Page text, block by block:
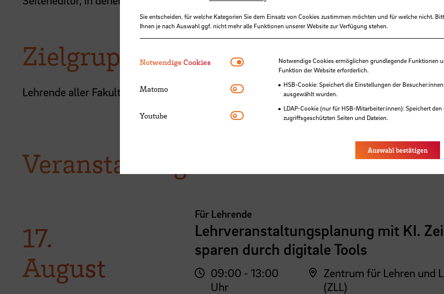
Zielgruppe
Lehrende aller Fakultäten
Veranstaltungen der HSB
17.
August
Für Lehrende
Lehrveranstaltungsplanung mit KI.
sparen durch digitale Tools
09:00 - 13:00
Uhr
Zentrum für Lehren und
(ZLL)
Sie entscheiden, für welche Kategorien Sie dem Einsatz von Cookies zustimmen möchten und für welche nicht.
Ihnen je nach Auswahl ggf. nicht mehr alle Funktionen unserer Website zur Verfügung stehen.
Notwendige Cookies Notwendige CookiesNotwendige Cookies ermöglichen grundlegende Funktionen
Funktion der Website erforderlich.
HSB-Cookie: Speichert die Einstellungen der
ausgewählt wurden.
LDAP-Cookie (nur für HSB-Mitarbeiter:innen): Speichert
zugriffsgeschützten Seiten und Dateien.
Matomo Matomo
Youtube Youtube
Auswahl bestätigen